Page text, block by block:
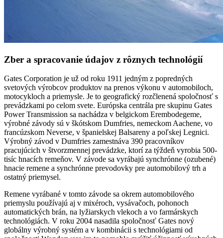
Zber a spracovanie údajov z rôznych technológií
Gates Corporation je už od roku 1911 jedným z popredných
svetových výrobcov produktov na prenos výkonu v automobiloch,
motocykloch a priemysle. Je to geografický rozčlenená spoločnosť s
prevádzkami po celom svete. Európska centrála pre skupinu Gates
Power Transmission sa nachádza v belgickom Erembodegeme,
výrobné závody sú v škótskom Dumfries, nemeckom Aachene, vo
francúzskom Neverse, v španielskej Balsareny a poľskej Legnici.
Výrobný závod v Dumfries zamestnáva 390 pracovníkov
pracujúcich v štvorzmennej prevádzke, ktorí za týždeň vyrobia 500-
tisíc hnacích remeňov. V závode sa vyrábajú synchrónne (ozubené)
hnacie remene a synchrónne prevodovky pre automobilový trh a
ostatný priemysel.
Remene vyrábané v tomto závode sa okrem automobilového
priemyslu používajú aj v mixéroch, vysávačoch, pohonoch
automatických brán, na lyžiarskych vlekoch a vo farmárskych
technológiách. V roku 2004 nasadila spoločnosť Gates nový
globálny výrobný systém a v kombinácii s technológiami od